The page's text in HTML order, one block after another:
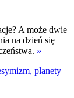
A może dwie
na dzień się
»
planety